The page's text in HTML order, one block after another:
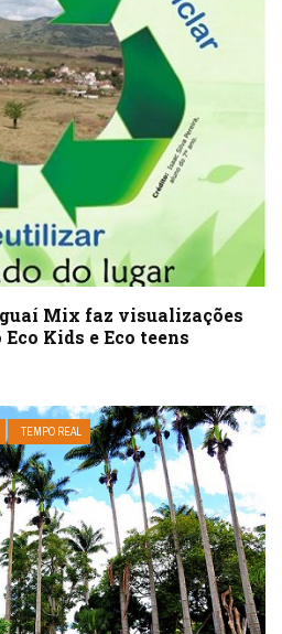
Mix faz visualizações
Kids e Eco teens
TEMPO REAL